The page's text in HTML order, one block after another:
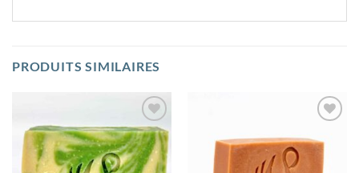
PRODUITS SIMILAIRES
Ajouter
à la
wishlist
à la